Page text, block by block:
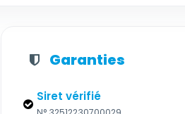
Garanties
Siret vérifié